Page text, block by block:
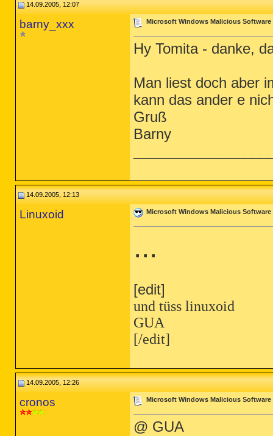
14.09.2005, 12:07
barny_xxx Microsoft Windows Malicious Software
Hy Tomita - danke,
Man liest doch aber
kann das ander e
Gruß
Barny
14.09.2005, 12:13
Linuxoid Microsoft Windows Malicious Software
...
[edit]
und tüss linuxoid
GUA
[/edit]
14.09.2005, 12:26
cronos Microsoft Windows Malicious Software
@ GUA